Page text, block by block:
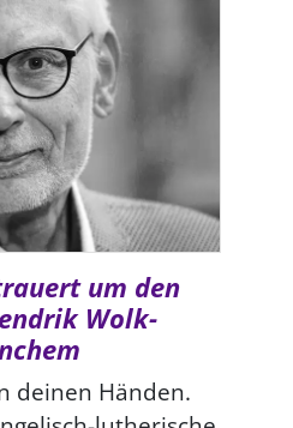
um den
Wolk-
deinen Händen.